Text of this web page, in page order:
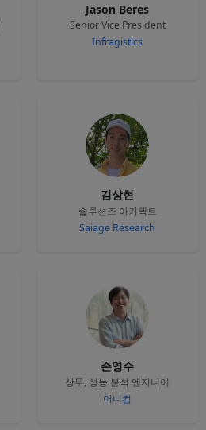
Jason Beres
Senior Vice President
Infragistics
김상현
솔루션즈 아키텍트
Saiage Research
손영수
상무, 성능 분석 엔지니어
어니컴